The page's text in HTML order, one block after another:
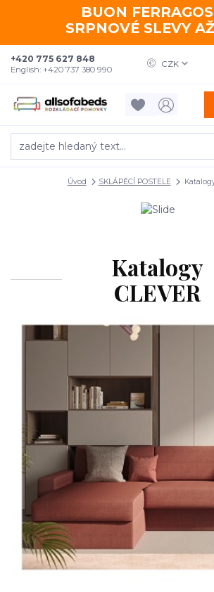
BUON
SRPNOVÉ SLEVY
CZK
+420 775 627 848
English: +420 737 380 990
Úvod SKLÁPĚCÍ POSTELE
Katalogy
CLEVER